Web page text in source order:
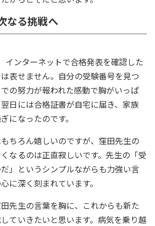
なる挑戦へ
インターネットで合格発表を確認した
表せません。自分の受験番号を見つ
の努力が報われた感動で胸がいっぱ
日には合格証書が自宅に届き、家族
になったのです。
ちろん嬉しいのですが、窪田先生の
なるのは正直寂しいです。先生の「受
」というシンプルながらも力強い言
に深く刻まれています。
先生の言葉を胸に、これからも新た
ていきたいと思います。病気を乗り越